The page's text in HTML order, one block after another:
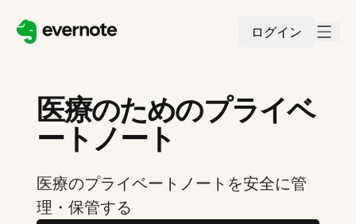
ログイン
医療のためのプライベ
ートノート
医療のプライベートノートを安全に管
理・保管する